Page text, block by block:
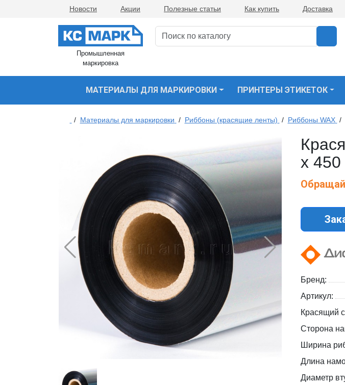
Новости Акции Полезные статьи Как купить Доставка
Промышленная
маркировка
МАТЕРИАЛЫ ДЛЯ МАРКИРОВКИ ПРИНТЕРЫ ЭТИКЕТОК
/ Материалы для маркировки / Риббоны (красящие ленты) / Риббоны WAX /
х
Бренд:
Артикул:
Красящий
Сторона
Ширина
Длина
Диаметр